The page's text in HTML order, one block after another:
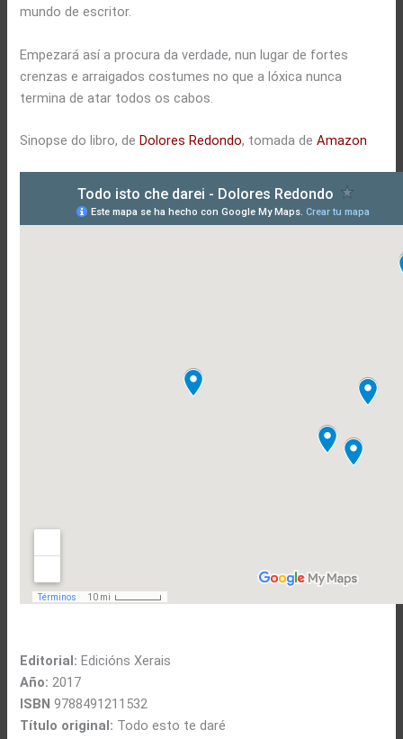
mundo de escritor.
Empezará así a procura da verdade, nun lugar de fortes
crenzas e arraigados costumes no que a lóxica nunca
termina de atar todos os cabos.
Sinopse do libro, deDolores Redondo, tomada deAmazon
Editorial: Edicións Xerais
Año: 2017
ISBN 9788491211532
Título original: Todo esto te daré